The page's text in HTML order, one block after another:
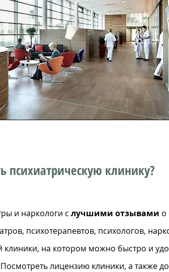
психиатрическую клинику?
и наркологи с лучшими отзывами о
психотерапевтов, психологов,
клиники, на котором можно быстро и
лицензию клиники, а также